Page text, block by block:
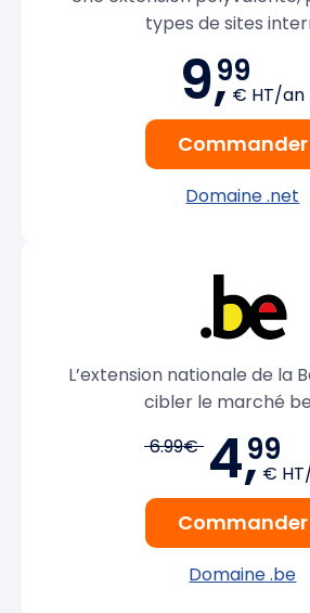
types de sites
9,99
€ HT/an
Commander
Domaine .net
L’extension nationale de la
cibler le marché
6.99€ 4,99
€
Commander
Domaine .be